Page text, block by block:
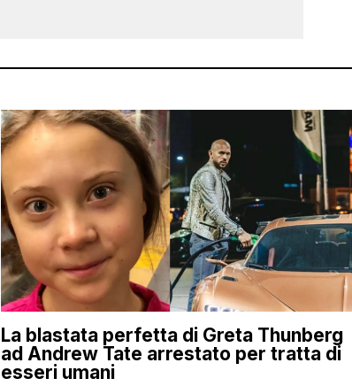
La blastata perfetta di Greta Thunberg
ad Andrew Tate arrestato per tratta di
esseri umani